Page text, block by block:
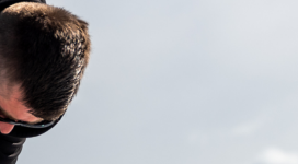
pour les décideurs
pour installateurs
pour planificacteurs
solaires Soltile
de partenaires
Formation en ligne pour SPT
SPT Release Notes